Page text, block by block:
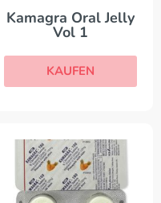
Kamagra Oral Jelly
Vol 1
KAUFEN